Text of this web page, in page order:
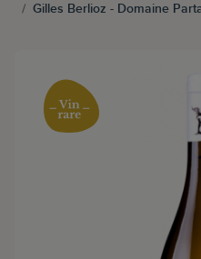
Gilles Berlioz - Domaine